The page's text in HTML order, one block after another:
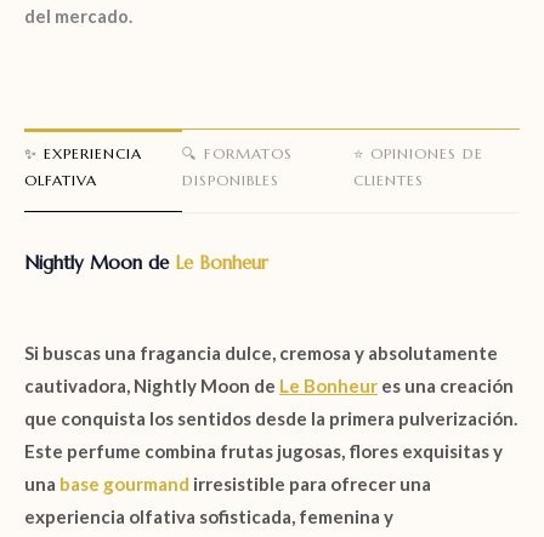
del mercado.
✨ EXPERIENCIA
OLFATIVA
🔍 FORMATOS
DISPONIBLES
⭐ OPINIONES DE
CLIENTES
Nightly Moon de Le Bonheur
Si buscas una fragancia dulce, cremosa y absolutamente
cautivadora, Nightly Moon de Le Bonheur es una creación
que conquista los sentidos desde la primera pulverización.
Este perfume combina frutas jugosas, flores exquisitas y
una base gourmand irresistible para ofrecer una
experiencia olfativa sofisticada, femenina y